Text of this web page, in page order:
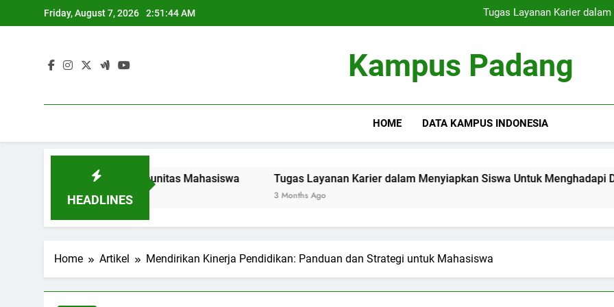
to
Friday, August 7, 2026 2:51:45 AM
Tugas Layanan Karier
Mendirikan Kinerja
Tugas Layanan Karier
Mendirikan Kinerja
Kampus Padang
HOME DATA KAMPUS INDONESIA
HEADLINES
di Komunitas Mahasiswa Tugas Layanan Karier dalam Menyiapkan Siswa Untuk Menghadapi Dunia Kerja
Home Artikel Mendirikan Kinerja Pendidikan: Panduan dan Strategi untuk Mahasiswa